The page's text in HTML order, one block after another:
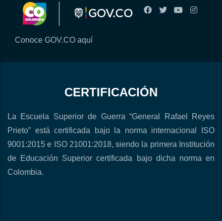
Conoce GOV.CO aquí
CERTIFICACIÓN
La Escuela Superior de Guerra “General Rafael Reyes
Prieto” está certificada bajo la norma internacional ISO
9001:2015 e ISO 21001:2018, siendo la primera Institución
de Educación Superior certificada bajo dicha norma en
Colombia.